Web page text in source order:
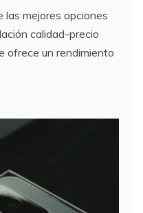
las mejores opciones
calidad-precio
ofrece un rendimiento